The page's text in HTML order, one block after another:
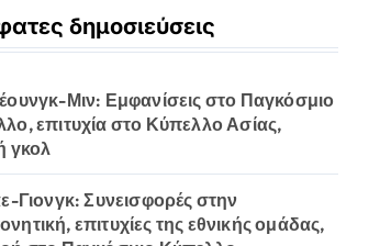
δημοσιεύσεις
Μιν: Εμφανίσεις στο Παγκόσμιο
επιτυχία στο Κύπελλο Ασίας,
γκολ
Γιονγκ: Συνεισφορές στην
επιτυχίες της εθνικής ομάδας,